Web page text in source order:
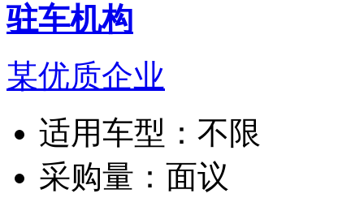
驻车机构
某优质企业
适用车型： 不限
采购量： 面议